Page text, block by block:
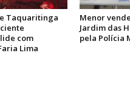
Taquaritinga
com
Lima
Menor
Jardim das
pela Polícia